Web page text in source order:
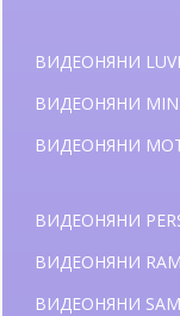
ВИДЕОНЯНИ
ВИДЕОНЯНИ
ВИДЕОНЯНИ
ВИДЕОНЯНИ
ВИДЕОНЯНИ
ВИДЕОНЯНИ